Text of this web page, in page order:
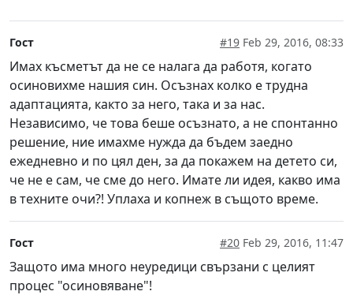
Гост #19 Feb 29, 2016, 08:33
Имах късметът да не се налага да работя, когато
осиновихме нашия син. Осъзнах колко е трудна
адаптацията, както за него, така и за нас.
Независимо, че това беше осъзнато, а не спонтанно
решение, ние имахме нужда да бъдем заедно
ежедневно и по цял ден, за да покажем на детето си,
че не е сам, че сме до него. Имате ли идея, какво има
в техните очи?! Уплаха и копнеж в същото време.
Гост #20 Feb 29, 2016, 11:47
Защото има много неуредици свързани с целият
процес "осиновяване"!